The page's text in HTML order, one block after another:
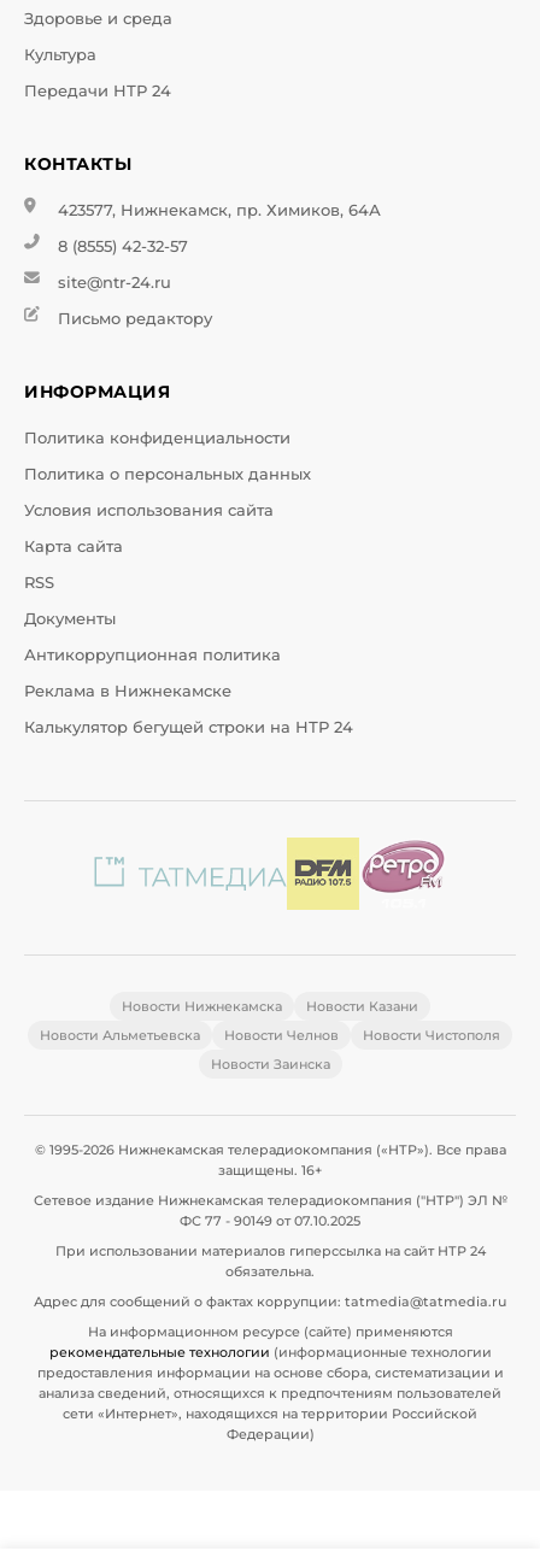
Здоровье и среда
Культура
Передачи НТР 24
КОНТАКТЫ
423577, Нижнекамск, пр. Химиков, 64А
8 (8555) 42-32-57
site@ntr-24.ru
Письмо редактору
ИНФОРМАЦИЯ
Политика конфиденциальности
Политика о персональных данных
Условия использования сайта
Карта сайта
RSS
Документы
Антикоррупционная политика
Реклама в Нижнекамске
Калькулятор бегущей строки на НТР 24
Новости Нижнекамска
Новости Казани
Новости Альметьевска
Новости Челнов
Новости Чистополя
Новости Заинска
© 1995-2026 Нижнекамская телерадиокомпания («НТР»). Все права
защищены. 16+
Сетевое издание Нижнекамская телерадиокомпания ("НТР") ЭЛ №
ФС 77 - 90149 от 07.10.2025
При использовании материалов гиперссылка на сайт НТР 24
обязательна.
Адрес для сообщений о фактах коррупции: tatmedia@tatmedia.ru
На информационном ресурсе (сайте) применяются
рекомендательные технологии (информационные технологии
предоставления информации на основе сбора, систематизации и
анализа сведений, относящихся к предпочтениям пользователей
сети «Интернет», находящихся на территории Российской
Федерации)